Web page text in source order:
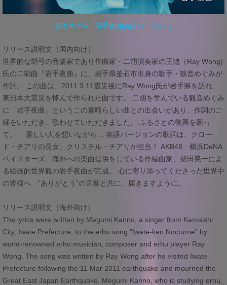
観音めぐみ／岩手夜曲(英語バージョン)
リリース説明文（国内向け）
世界的な胡弓の音楽家であり作曲家・二胡演奏家の王憓（Ray Wong)
氏の二胡曲『岩手夜曲』に、岩手県釜石市出身の歌手・観音めぐみが
作詞。 この曲は、2011.3.11震災後にRay Wong氏が岩手県を訪れ、
東日本大震災を悼んで作られた曲です。 二胡を学んでいる観音めぐみ
に「岩手夜曲」というこの素晴らしい曲との出会いがあり、作詞のご
縁をいただき、歌わせていただきました。 ふるさとの復興を願っ
て。 愛しい人を想いながら… 英語バージョンの歌詞は、クロー
ド・チアリの長女、クリステル・チアリが担当！ AKB48、横浜DeNA
ベイスターズ、海外への楽曲提供をしている作編曲家、柴田晃一によ
る絵画的世界観の岩手夜曲が完成。 心に寄り添ってくださった世界中
の皆様へ ”ありがとう”の言葉と共に、届きますように。
リリース説明文（海外向け）
The lyrics were written by Megumi Kanno, a singer from Kamaishi
City, Iwate Prefecture, to the erhu song “Iwate-ken Nocturne” by
world-renowned erhu musician, composer and erhu player Ray
Wong. The song was written by Ray Wong after he visited Iwate
Prefecture following the 11 Mar 2011 earthquake and mourned the
Great East Japan Earthquake. Megumi Kanno, who is studying erhu,